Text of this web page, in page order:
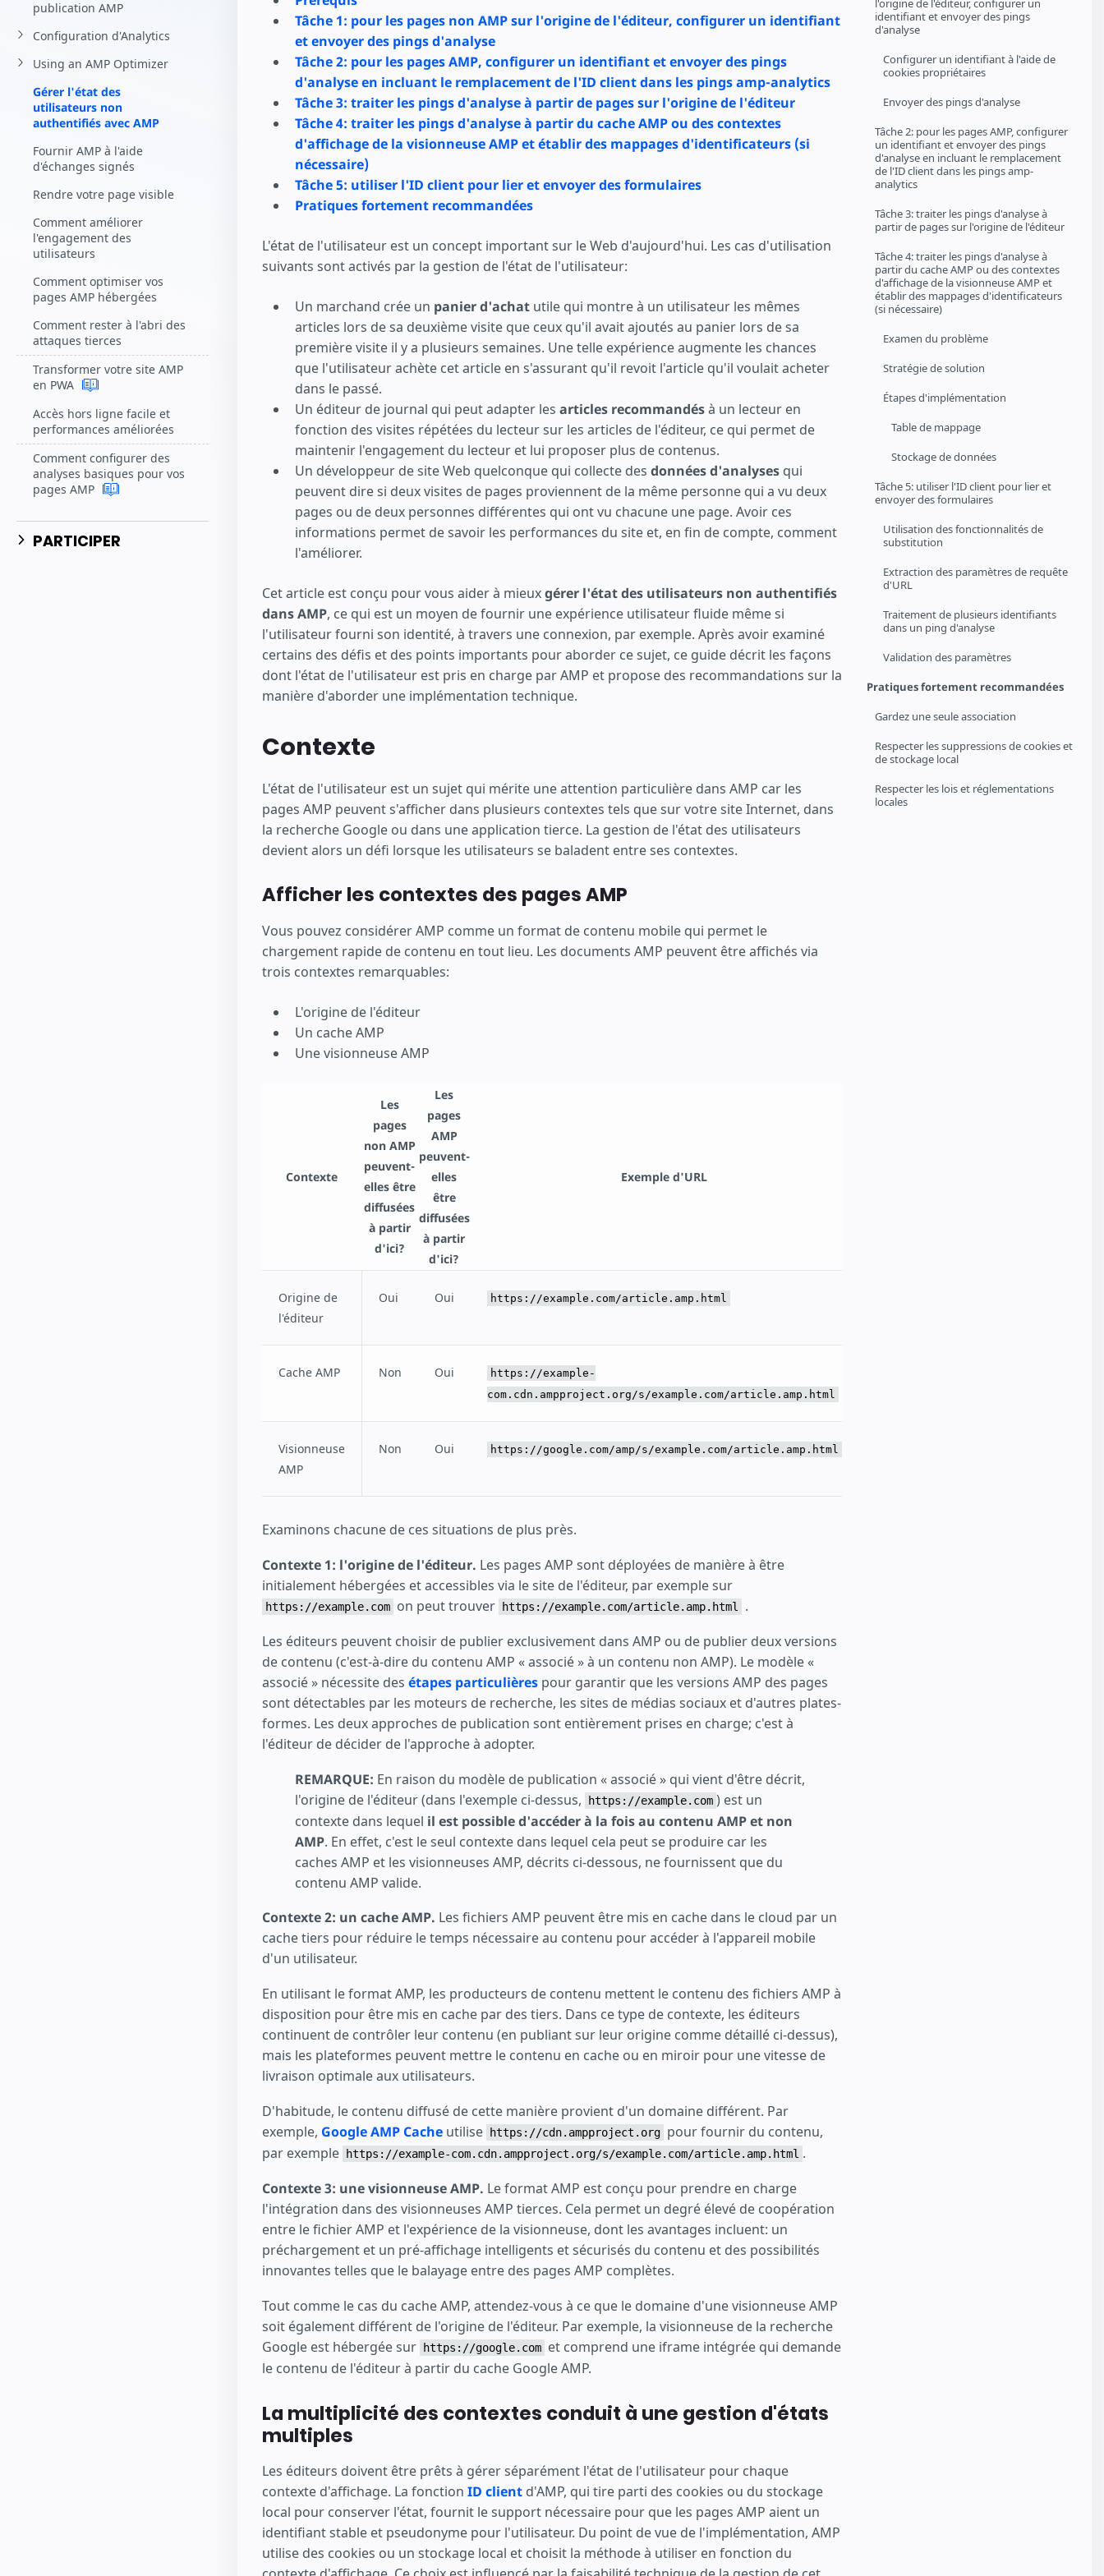
publication AMP
Configuration d'Analytics
Using an AMP Optimizer
Gérer l'état des
utilisateurs non
authentifiés avec AMP
Fournir AMP à l'aide
d'échanges signés
Rendre votre page visible
Comment améliorer
l'engagement des
utilisateurs
Comment optimiser vos
pages AMP hébergées
Comment rester à l'abri des
attaques tierces
Transformer votre site AMP
en PWA
Accès hors ligne facile et
performances améliorées
Comment configurer des
analyses basiques pour vos
pages AMP
PARTICIPER
l'origine de l'éditeur, configurer un
identifiant et envoyer des pings
d'analyse
Configurer un identifiant à l'aide de
cookies propriétaires
Envoyer des pings d'analyse
Tâche 2: pour les pages AMP, configurer
un identifiant et envoyer des pings
d'analyse en incluant le remplacement
de l'ID client dans les pings amp-
analytics
Tâche 3: traiter les pings d'analyse à
partir de pages sur l'origine de l'éditeur
Tâche 4: traiter les pings d'analyse à
partir du cache AMP ou des contextes
d'affichage de la visionneuse AMP et
établir des mappages d'identificateurs
(si nécessaire)
Examen du problème
Stratégie de solution
Étapes d'implémentation
Table de mappage
Stockage de données
Tâche 5: utiliser l'ID client pour lier et
envoyer des formulaires
Utilisation des fonctionnalités de
substitution
Extraction des paramètres de requête
d'URL
Traitement de plusieurs identifiants
dans un ping d'analyse
Validation des paramètres
Pratiques fortement recommandées
Gardez une seule association
Respecter les suppressions de cookies et
de stockage local
Respecter les lois et réglementations
locales
Tâche 1: pour les pages non AMP sur l'origine de l'éditeur, configurer un identifiant
et envoyer des pings d'analyse
Tâche 2: pour les pages AMP, configurer un identifiant et envoyer des pings
d'analyse en incluant le remplacement de l'ID client dans les pings amp-analytics
Tâche 3: traiter les pings d'analyse à partir de pages sur l'origine de l'éditeur
Tâche 4: traiter les pings d'analyse à partir du cache AMP ou des contextes
d'affichage de la visionneuse AMP et établir des mappages d'identificateurs (si
nécessaire)
Tâche 5: utiliser l'ID client pour lier et envoyer des formulaires
Pratiques fortement recommandées
L'état de l'utilisateur est un concept important sur le Web d'aujourd'hui. Les cas d'utilisation
suivants sont activés par la gestion de l'état de l'utilisateur:
Un marchand crée un panier d'achatutile qui montre à un utilisateur les mêmes
articles lors de sa deuxième visite que ceux qu'il avait ajoutés au panier lors de sa
première visite il y a plusieurs semaines. Une telle expérience augmente les chances
que l'utilisateur achète cet article en s'assurant qu'il revoit l'article qu'il voulait acheter
dans le passé.
Un éditeur de journal qui peut adapter les articles recommandésà un lecteur en
fonction des visites répétées du lecteur sur les articles de l'éditeur, ce qui permet de
maintenir l'engagement du lecteur et lui proposer plus de contenus.
Un développeur de site Web quelconque qui collecte des données d'analysesqui
peuvent dire si deux visites de pages proviennent de la même personne qui a vu deux
pages ou de deux personnes différentes qui ont vu chacune une page. Avoir ces
informations permet de savoir les performances du site et, en fin de compte, comment
l'améliorer.
Cet article est conçu pour vous aider à mieuxgérer l'état des utilisateurs non authentifiés
dans AMP, ce qui est un moyen de fournir une expérience utilisateur fluide même si
l'utilisateur fourni son identité, à travers une connexion, par exemple. Après avoir examiné
certains des défis et des points importants pour aborder ce sujet, ce guide décrit les façons
dont l'état de l'utilisateur est pris en charge par AMP et propose des recommandations sur la
manière d'aborder une implémentation technique.
Contexte
L'état de l'utilisateur est un sujet qui mérite une attention particulière dans AMP car les
pages AMP peuvent s'afficher dans plusieurs contextes tels que sur votre site Internet, dans
la recherche Google ou dans une application tierce. La gestion de l'état des utilisateurs
devient alors un défi lorsque les utilisateurs se baladent entre ses contextes.
Afficher les contextes des pages AMP
Vous pouvez considérer AMP comme un format de contenu mobile qui permet le
chargement rapide de contenu en tout lieu. Les documents AMP peuvent être affichés via
trois contextes remarquables:
L'origine de l'éditeur
Un cache AMP
Une visionneuse AMP
Contexte
Les
pages
non AMP
peuvent-
elles être
diffusées
à partir
d'ici?
Les
pages
AMP
peuvent-
elles
être
diffusées
à partir
d'ici?
Exemple d'URL
Origine de
l'éditeur
Oui Oui https://example.com/article.amp.html
Cache AMP Non Oui
https://example-
com.cdn.ampproject.org/s/example.com/article.amp.html
Visionneuse
AMP
Non Oui https://google.com/amp/s/example.com/article.amp.html
Examinons chacune de ces situations de plus près.
Contexte 1: l'origine de l'éditeur. Les pages AMP sont déployées de manière à être
initialement hébergées et accessibles via le site de l'éditeur, par exemple sur
https://example.com on peut trouver https://example.com/article.amp.html
.
Les éditeurs peuvent choisir de publier exclusivement dans AMP ou de publier deux versions
de contenu (c'est-à-dire du contenu AMP « associé » à un contenu non AMP). Le modèle «
associé » nécessite des étapes particulièrespour garantir que les versions AMP des pages
sont détectables par les moteurs de recherche, les sites de médias sociaux et d'autres plates-
formes. Les deux approches de publication sont entièrement prises en charge; c'est à
l'éditeur de décider de l'approche à adopter.
REMARQUE: En raison du modèle de publication « associé » qui vient d'être décrit,
l'origine de l'éditeur (dans l'exemple ci-dessus,
https://example.com ) est un
contexte dans lequel il est possible d'accéder à la fois au contenu AMP et non
AMP. En effet, c'est le seul contexte dans lequel cela peut se produire car les
caches AMP et les visionneuses AMP, décrits ci-dessous, ne fournissent que du
contenu AMP valide.
Contexte 2: un cache AMP. Les fichiers AMP peuvent être mis en cache dans le cloud par un
cache tiers pour réduire le temps nécessaire au contenu pour accéder à l'appareil mobile
d'un utilisateur.
En utilisant le format AMP, les producteurs de contenu mettent le contenu des fichiers AMP à
disposition pour être mis en cache par des tiers. Dans ce type de contexte, les éditeurs
continuent de contrôler leur contenu (en publiant sur leur origine comme détaillé ci-dessus),
mais les plateformes peuvent mettre le contenu en cache ou en miroir pour une vitesse de
livraison optimale aux utilisateurs.
D'habitude, le contenu diffusé de cette manière provient d'un domaine différent. Par
exemple, Google AMP Cacheutilise https://cdn.ampproject.org pour fournir du contenu,
par exemple https://example-com.cdn.ampproject.org/s/example.com/article.amp.html .
Contexte 3: une visionneuse AMP. Le format AMP est conçu pour prendre en charge
l'intégration dans des visionneuses AMP tierces. Cela permet un degré élevé de coopération
entre le fichier AMP et l'expérience de la visionneuse, dont les avantages incluent: un
préchargement et un pré-affichage intelligents et sécurisés du contenu et des possibilités
innovantes telles que le balayage entre des pages AMP complètes.
Tout comme le cas du cache AMP, attendez-vous à ce que le domaine d'une visionneuse AMP
soit également différent de l'origine de l'éditeur. Par exemple, la visionneuse de la recherche
Google est hébergée sur
https://google.com et comprend une iframe intégrée qui demande
le contenu de l'éditeur à partir du cache Google AMP.
La multiplicité des contextes conduit à une gestion d'états
multiples
Les éditeurs doivent être prêts à gérer séparément l'état de l'utilisateur pour chaque
contexte d'affichage. La fonction ID clientd'AMP, qui tire parti des cookies ou du stockage
local pour conserver l'état, fournit le support nécessaire pour que les pages AMP aient un
identifiant stable et pseudonyme pour l'utilisateur. Du point de vue de l'implémentation, AMP
utilise des cookies ou un stockage local et choisit la méthode à utiliser en fonction du